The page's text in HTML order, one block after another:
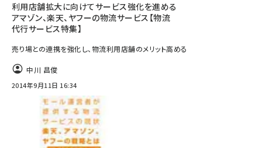
利用店舗拡大に向けてサービス強化を進める
アマゾン、楽天、ヤフーの物流サービス【物流
代行サービス特集】
売り場との連携を強化し、物流利用店舗のメリット高める
中川 昌俊
2014年9月11日 16:34